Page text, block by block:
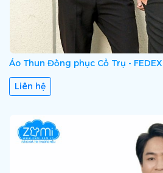
Áo Thun Đồng phục Cổ Trụ - FEDEX
Liên hệ